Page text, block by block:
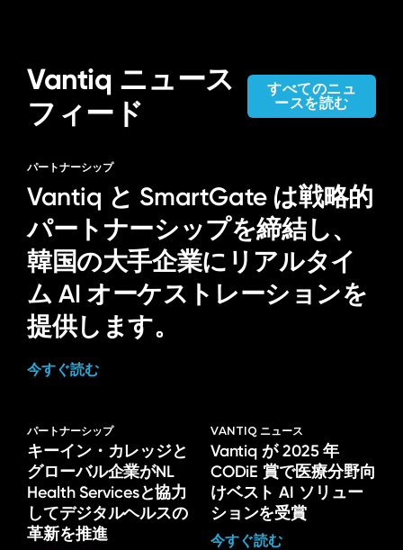
Vantiq ニュース
フィード
すべてのニュ
ースを読む
パートナーシップ
Vantiq と SmartGate は戦略的
パートナーシップを締結し、
韓国の大手企業にリアルタイ
ム AI オーケストレーションを
提供します。
今すぐ読む
パートナーシップ
キーイン・カレッジと
グローバル企業がNL
Health Servicesと協力
してデジタルヘルスの
革新を推進
VANTIQ ニュース
Vantiq が 2025 年
CODiE 賞で医療分野向
けベスト AI ソリュー
ションを受賞
今すぐ読む